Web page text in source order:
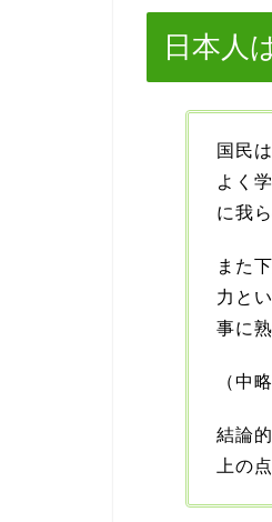
日本人
国民
よく
に我
また
力と
事に
（中略
結論
上の